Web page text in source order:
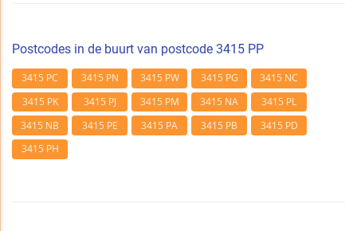
Postcodes in de buurt van postcode 3415 PP
3415 PC 3415 PN 3415 PW 3415 PG
3415 NC
3415 PK
3415 PJ 3415 PM 3415 NA
3415 PL
3415 NB
3415 PE 3415 PA 3415 PB
3415 PD
3415 PH